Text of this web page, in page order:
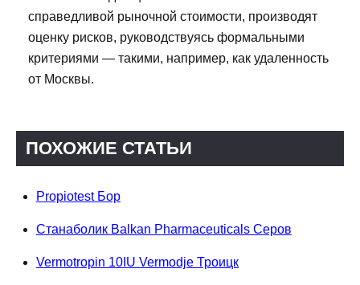
справедливой рыночной стоимости, производят
оценку рисков, руководствуясь формальными
критериями — такими, например, как удаленность
от Москвы.
ПОХОЖИЕ СТАТЬИ
Propiotest Бор
Станаболик Balkan Pharmaceuticals Серов
Vermotropin 10IU Vermodje Троицк